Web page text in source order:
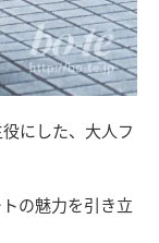
にした、大人フ
の魅力を引き立